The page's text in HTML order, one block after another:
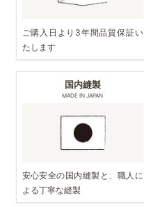
ご購入日より3年間品質保証い
たします
国内縫製
MADE IN JAPAN
安心安全の国内縫製と、職人に
よる丁寧な縫製